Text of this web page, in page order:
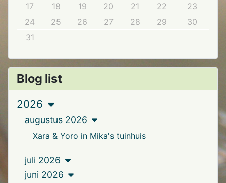
17
18 19 20 21 22
23
24
25 26 27 28 29
30
31
Blog list
2026
augustus 2026
Xara & Yoro in Mika's tuinhuis
juli 2026
juni 2026